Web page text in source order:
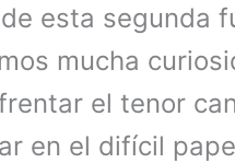
esta segunda
mucha
el tenor
en el difícil